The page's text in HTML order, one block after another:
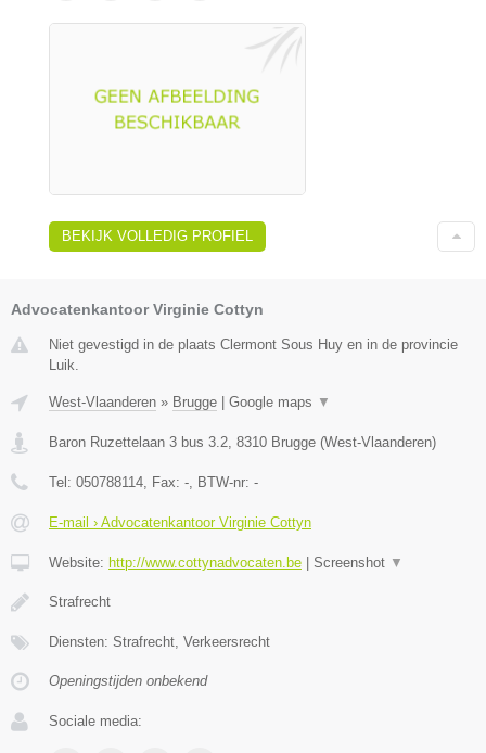
BEKIJK VOLLEDIG PROFIEL
Advocatenkantoor Virginie Cottyn
Niet gevestigd in de plaats Clermont Sous Huy en in de provincie
Luik.
West-Vlaanderen » Brugge Google maps ▼
Baron Ruzettelaan 3 bus 3.2 8310 Brugge (West-Vlaanderen)
Tel: 050788114 , Fax: - , BTW-nr: -
E-mail › Advocatenkantoor Virginie Cottyn
Website: http://www.cottynadvocaten.be Screenshot ▼
Strafrecht
Diensten: Strafrecht, Verkeersrecht
Openingstijden onbekend
Sociale media: